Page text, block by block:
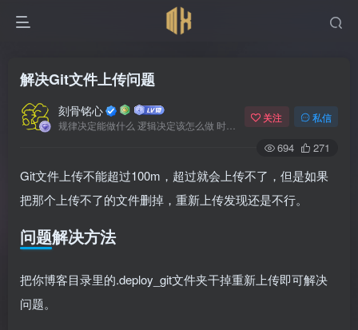
解决Git文件上传问题
刻骨铭心 关注 私信
694 271
Git文件上传不能超过100m，超过就会上传不了，但是如果
把那个上传不了的文件删掉，重新上传发现还是不行。
问题解决方法
把你博客目录里的.deploy_git文件夹干掉重新上传即可解决
问题。